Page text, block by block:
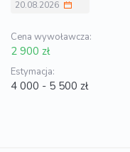
20.08.2026
Cena wywoławcza:
2 900 zł
Estymacja:
4 000 - 5 500 zł